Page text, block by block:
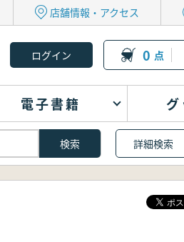
店舗情報・アクセス
0 点
電子書籍
詳細検索